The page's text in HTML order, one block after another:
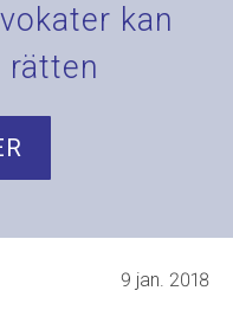
kan
rätten
9 jan. 2018